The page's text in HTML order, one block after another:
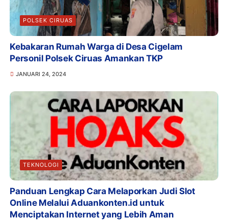
POLSEK CIRUAS
Kebakaran Rumah Warga di Desa Cigelam
Personil Polsek Ciruas Amankan TKP
JANUARI 24, 2024
TEKNOLOGI
Panduan Lengkap Cara Melaporkan Judi Slot
Online Melalui Aduankonten.id untuk
Menciptakan Internet yang Lebih Aman